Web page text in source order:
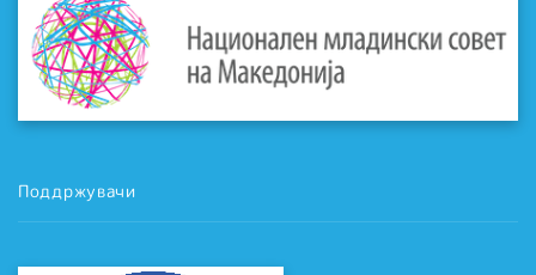
Поддржувачи